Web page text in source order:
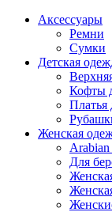
Аксессуары
Ремни
Сумки
Детская
Кофты
Платья
Женская
Arabian
Для